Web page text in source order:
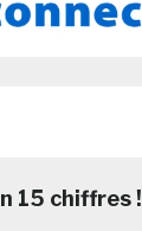
15 chiffres !